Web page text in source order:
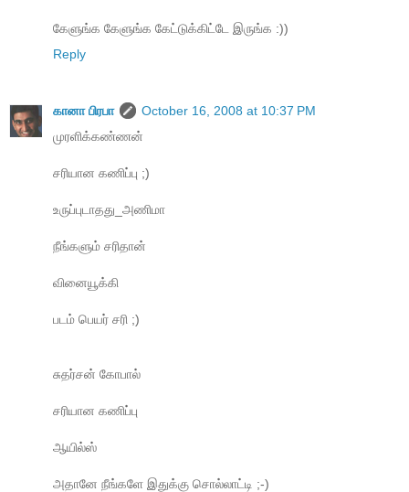
கேளுங்க கேளுங்க கேட்டுக்கிட்டே இருங்க :))
Reply
கானா பிரபா
October 16, 2008 at 10:37 PM
முரளிக்கண்ணன்
சரியான கணிப்பு ;)
உருப்புடாதது_அணிமா
நீங்களும் சரிதான்
வினையூக்கி
படம் பெயர் சரி ;)
சுதர்சன் கோபால்
சரியான கணிப்பு
ஆயில்ஸ்
அதானே நீங்களே இதுக்கு சொல்லாட்டி ;-)